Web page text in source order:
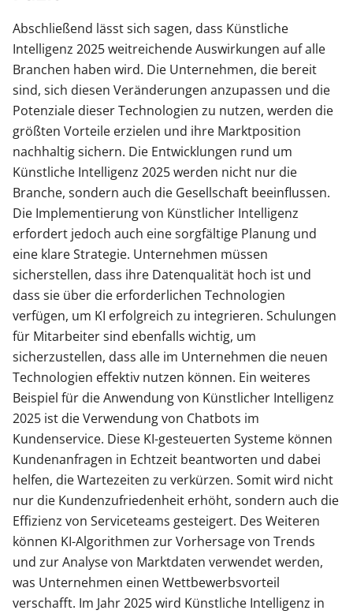
Abschließend lässt sich sagen, dass Künstliche
Intelligenz 2025 weitreichende Auswirkungen auf alle
Branchen haben wird. Die Unternehmen, die bereit
sind, sich diesen Veränderungen anzupassen und die
Potenziale dieser Technologien zu nutzen, werden die
größten Vorteile erzielen und ihre Marktposition
nachhaltig sichern. Die Entwicklungen rund um
Künstliche Intelligenz 2025 werden nicht nur die
Branche, sondern auch die Gesellschaft beeinflussen.
Die Implementierung von Künstlicher Intelligenz
erfordert jedoch auch eine sorgfältige Planung und
eine klare Strategie. Unternehmen müssen
sicherstellen, dass ihre Datenqualität hoch ist und
dass sie über die erforderlichen Technologien
verfügen, um KI erfolgreich zu integrieren. Schulungen
für Mitarbeiter sind ebenfalls wichtig, um
sicherzustellen, dass alle im Unternehmen die neuen
Technologien effektiv nutzen können. Ein weiteres
Beispiel für die Anwendung von Künstlicher Intelligenz
2025 ist die Verwendung von Chatbots im
Kundenservice. Diese KI-gesteuerten Systeme können
Kundenanfragen in Echtzeit beantworten und dabei
helfen, die Wartezeiten zu verkürzen. Somit wird nicht
nur die Kundenzufriedenheit erhöht, sondern auch die
Effizienz von Serviceteams gesteigert. Des Weiteren
können KI-Algorithmen zur Vorhersage von Trends
und zur Analyse von Marktdaten verwendet werden,
was Unternehmen einen Wettbewerbsvorteil
verschafft. Im Jahr 2025 wird Künstliche Intelligenz in